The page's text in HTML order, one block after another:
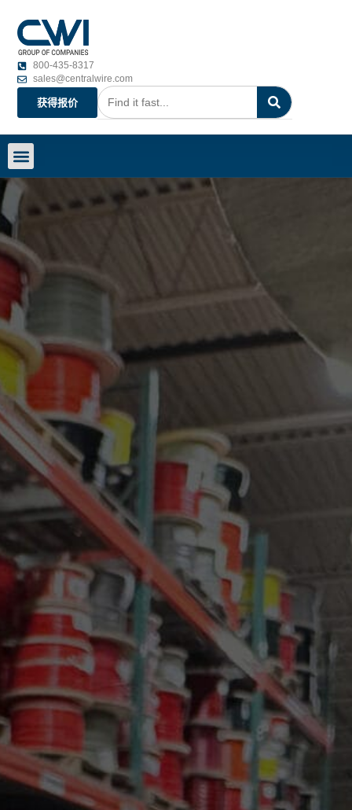
800-435-8317
sales@centralwire.com
获得报价